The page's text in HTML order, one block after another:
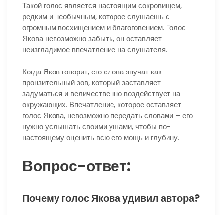
Такой голос является настоящим сокровищем,
редким и необычным, которое слушаешь с
огромным восхищением и благоговением. Голос
Якова невозможно забыть, он оставляет
неизгладимое впечатление на слушателя.
Когда Яков говорит, его слова звучат как
пронзительный зов, который заставляет
задуматься и величественно воздействует на
окружающих. Впечатление, которое оставляет
голос Якова, невозможно передать словами – его
нужно услышать своими ушами, чтобы по-
настоящему оценить всю его мощь и глубину.
Вопрос-ответ:
Почему голос Якова удивил автора?